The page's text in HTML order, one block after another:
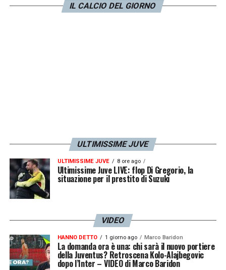
rimetterebbe la sua posizione in bilico
IL CALCIO DEL GIORNO
ULTIMISSIME JUVE
ULTIMISSIME JUVE 8 ore ago
Ultimissime Juve LIVE: flop Di Gregorio, la
situazione per il prestito di Suzuki
VIDEO
HANNO DETTO 1 giorno ago Marco Baridon
La domanda ora è una: chi sarà il nuovo portiere
della Juventus? Retroscena Kolo-Alajbegovic
dopo l’Inter – VIDEO di Marco Baridon